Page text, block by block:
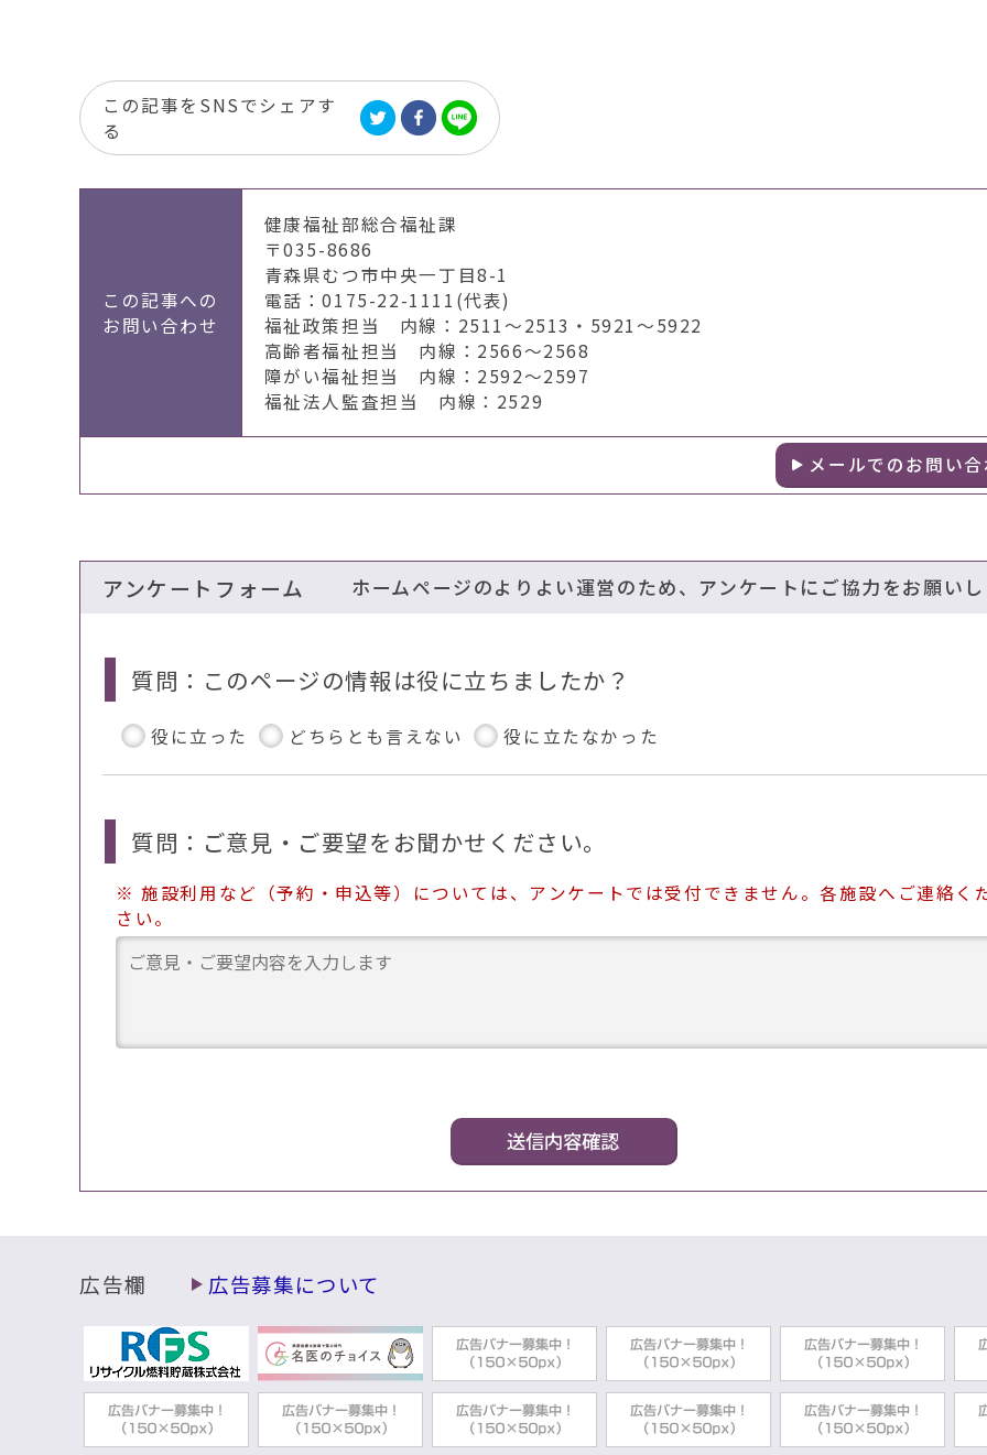
この記事をSNSでシェアす
る
この記事への
お問い合わせ
健康福祉部総合福祉課
〒035-8686
青森県むつ市中央一丁目8-1
電話：0175-22-1111(代表)
福祉政策担当 内線：2511～2513・5921～5922
高齢者福祉担当 内線：2566～2568
障がい福祉担当 内線：2592～2597
福祉法人監査担当 内線：2529
メールでのお問い
アンケートフォーム ホームページのよりよい運営のため、アンケートにご協力をお願い
質問：このページの情報は役に立ちましたか？
役に立った どちらとも言えない 役に立たなかった
質問：ご意見・ご要望をお聞かせください。
※ 施設利用など（予約・申込等）については、アンケートでは受付できません。各施設へご連絡く
さい。
広告欄 広告募集について